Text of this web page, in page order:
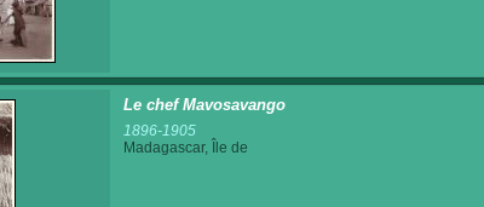
Le chef Mavosavango
1896-1905
Madagascar, Île de